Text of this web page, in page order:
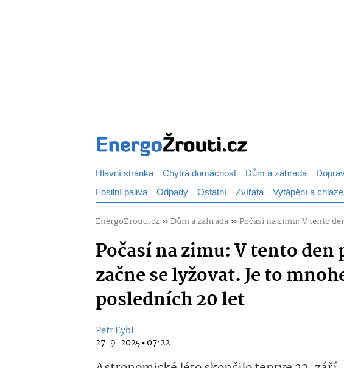
Hlavní stránka Chytrá domácnost Dům a zahrada
Fosilní paliva Odpady Ostatní Zvířata Vytápění a
EnergoZrouti.cz»Dům a zahrada»Počasí na zimu: V tento
Počasí na zimu: V tento
začne se lyžovat. Je to
posledních 20 let
Petr Eybl
27. 9. 2025 ▪ 07:22